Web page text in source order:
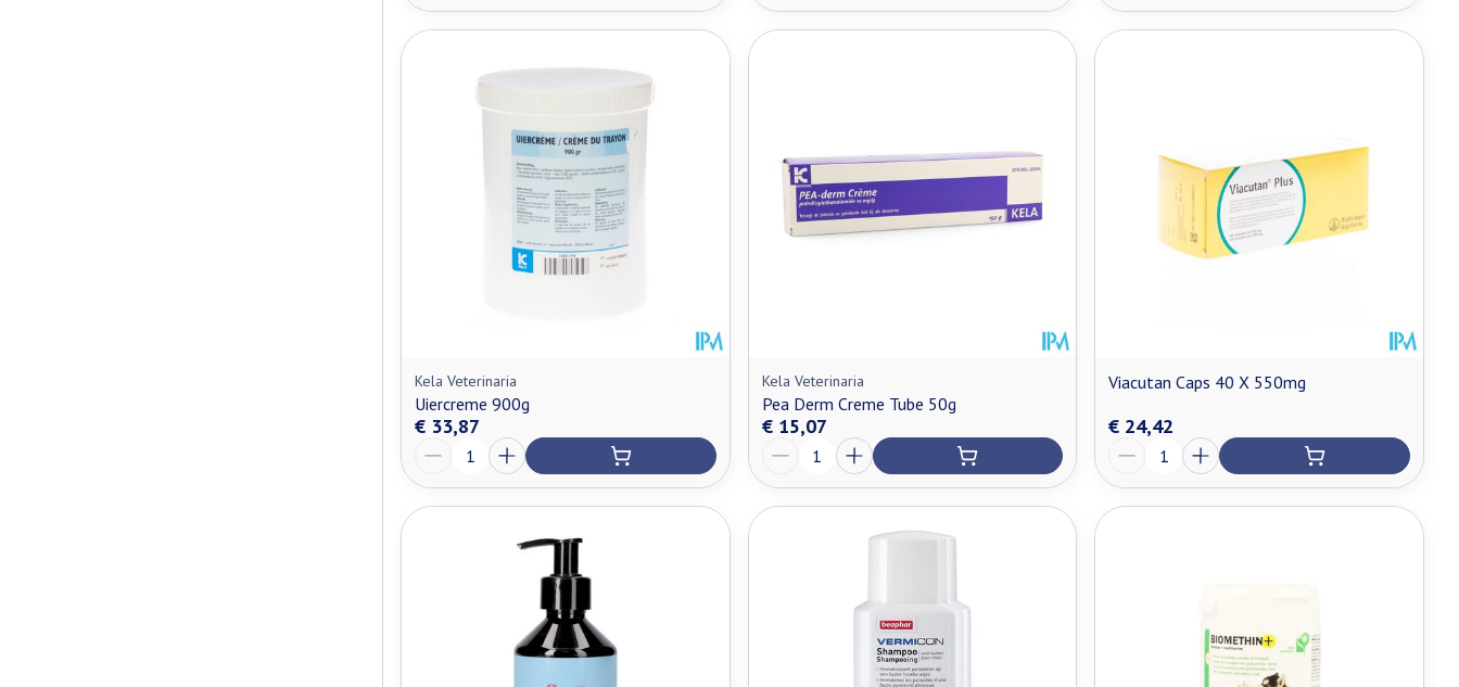
Kela Veterinaria
Uiercreme 900g
€ 33,87
Kela Veterinaria
Pea Derm Creme Tube 50g
€ 15,07
Aantal
Viacutan Caps 40 X 550mg
€ 24,42
Aantal